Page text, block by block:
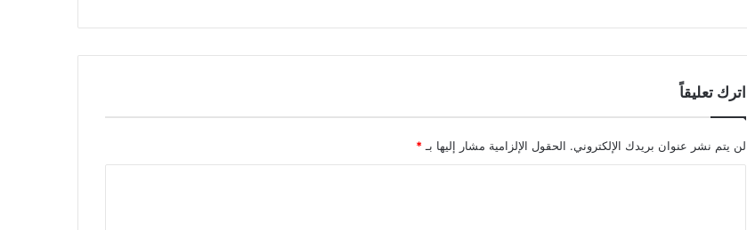
اترك تعليقاً
لن يتم نشر عنوان بريدك الإلكتروني. الحقول الإلزامية مشار إليها بـ*